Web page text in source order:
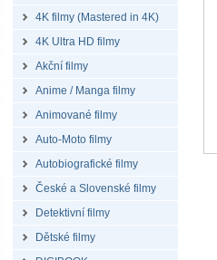
4K filmy (Mastered in 4K)
4K Ultra HD filmy
Akční filmy
Anime / Manga filmy
Animované filmy
Auto-Moto filmy
Autobiografické filmy
České a Slovenské filmy
Detektivní filmy
Dětské filmy